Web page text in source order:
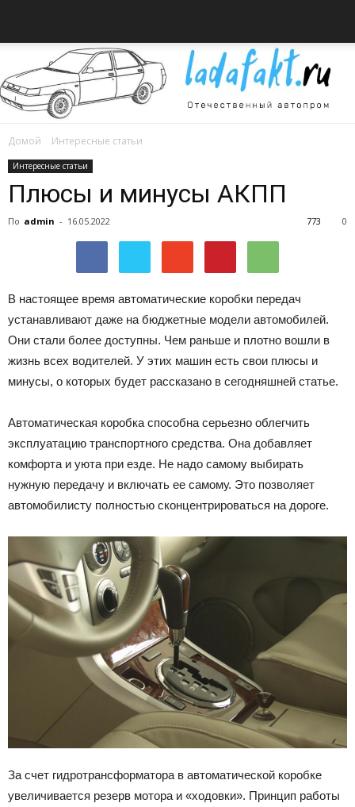
автомобилях
ВАЗ
Домой Интересные статьи
Интересные статьи
Плюсы и минусы АКПП
По admin - 16.05.2022 0
773
В настоящее время автоматические коробки передач
устанавливают даже на бюджетные модели автомобилей.
Они стали более доступны. Чем раньше и плотно вошли в
жизнь всех водителей. У этих машин есть свои плюсы и
минусы, о которых будет рассказано в сегодняшней статье.
Автоматическая коробка способна серьезно облегчить
эксплуатацию транспортного средства. Она добавляет
комфорта и уюта при езде. Не надо самому выбирать
нужную передачу и включать ее самому. Это позволяет
автомобилисту полностью сконцентрироваться на дороге.
За счет гидротрансформатора в автоматической коробке
увеличивается резерв мотора и «ходовки». Принцип работы